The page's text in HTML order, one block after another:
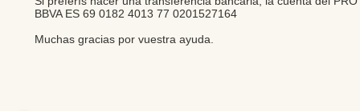
BBVA ES 69 0182 4013 77 0201527164
Muchas gracias por vuestra ayuda.